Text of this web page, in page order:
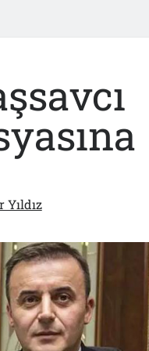
Yıldız